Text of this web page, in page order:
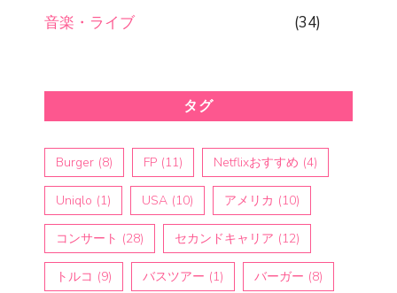
音楽・ライブ
(34)
タグ
Burger (8) FP (11) Netflixおすすめ (4)
Uniqlo (1) USA (10) アメリカ (10)
コンサート (28) セカンドキャリア (12)
トルコ (9) バスツアー (1) バーガー (8)